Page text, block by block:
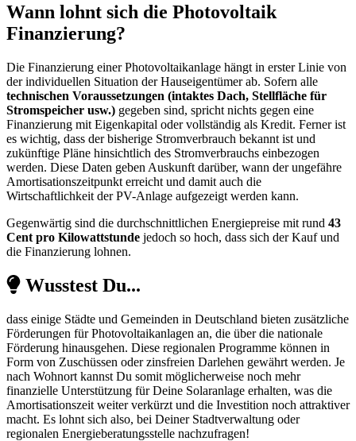
Wann lohnt sich die Photovoltaik
Finanzierung?
Die Finanzierung einer Photovoltaikanlage hängt in erster Linie von
der individuellen Situation der Hauseigentümer ab. Sofern alle
technischen Voraussetzungen (intaktes Dach, Stellfläche für
Stromspeicher usw.) gegeben sind, spricht nichts gegen eine
Finanzierung mit Eigenkapital oder vollständig als Kredit. Ferner ist
es wichtig, dass der bisherige Stromverbrauch bekannt ist und
zukünftige Pläne hinsichtlich des Stromverbrauchs einbezogen
werden. Diese Daten geben Auskunft darüber, wann der ungefähre
Amortisationszeitpunkt erreicht und damit auch die
Wirtschaftlichkeit der PV-Anlage aufgezeigt werden kann.
Gegenwärtig sind die durchschnittlichen Energiepreise mit rund 43
Cent pro Kilowattstunde jedoch so hoch, dass sich der Kauf und
die Finanzierung lohnen.
Wusstest Du...
dass einige Städte und Gemeinden in Deutschland bieten zusätzliche
Förderungen für Photovoltaikanlagen an, die über die nationale
Förderung hinausgehen. Diese regionalen Programme können in
Form von Zuschüssen oder zinsfreien Darlehen gewährt werden. Je
nach Wohnort kannst Du somit möglicherweise noch mehr
finanzielle Unterstützung für Deine Solaranlage erhalten, was die
Amortisationszeit weiter verkürzt und die Investition noch attraktiver
macht. Es lohnt sich also, bei Deiner Stadtverwaltung oder
regionalen Energieberatungsstelle nachzufragen!